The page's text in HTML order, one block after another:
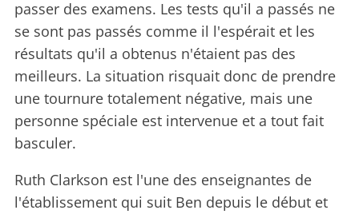
passer des examens. Les tests qu'il a passés ne
se sont pas passés comme il l'espérait et les
résultats qu'il a obtenus n'étaient pas des
meilleurs. La situation risquait donc de prendre
une tournure totalement négative, mais une
personne spéciale est intervenue et a tout fait
basculer.
Ruth Clarkson est l'une des enseignantes de
l'établissement qui suit Ben depuis le début et